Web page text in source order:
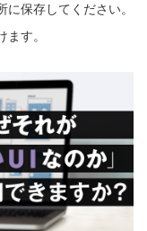
保存してください。
す。